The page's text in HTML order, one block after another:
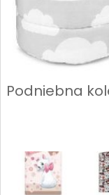
Podniebna